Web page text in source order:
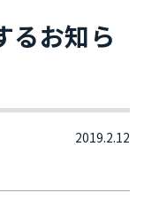
るお知ら
2019.2.12